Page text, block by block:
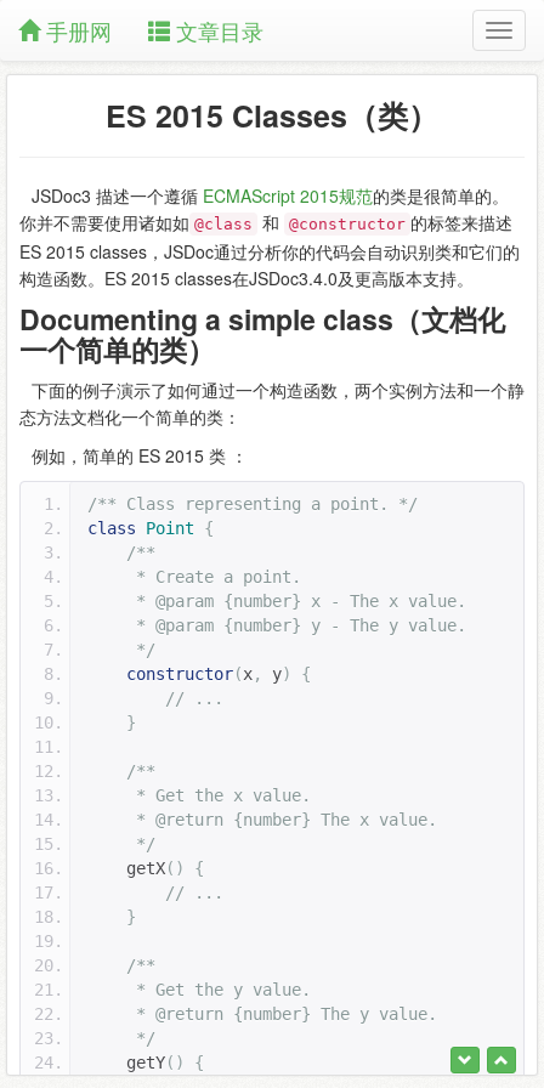
手册网 文章目录
ES 2015 Classes（类）
JSDoc3 描述一个遵循 ECMAScript 2015规范的类是很简单的。
你并不需要使用诸如如 @class 和 @constructor 的标签来描述
ES 2015 classes，JSDoc通过分析你的代码会自动识别类和它们的
构造函数。ES 2015 classes在JSDoc3.4.0及更高版本支持。
Documenting a simple class（文档化
一个简单的类）
下面的例子演示了如何通过一个构造函数，两个实例方法和一个静
态方法文档化一个简单的类：
例如，简单的 ES 2015 类 ：
/** Class representing a point. */
class
Point
{
/**
     * Create a point.
     * @param {number} x - The x value.
     * @param {number} y - The y value.
     */
constructor(x, y)
{
// ...
}
/**
     * Get the x value.
     * @return {number} The x value.
     */
    getX
()
{
// ...
}
/**
     * Get the y value.
     * @return {number} The y value.
     */
    getY
()
{